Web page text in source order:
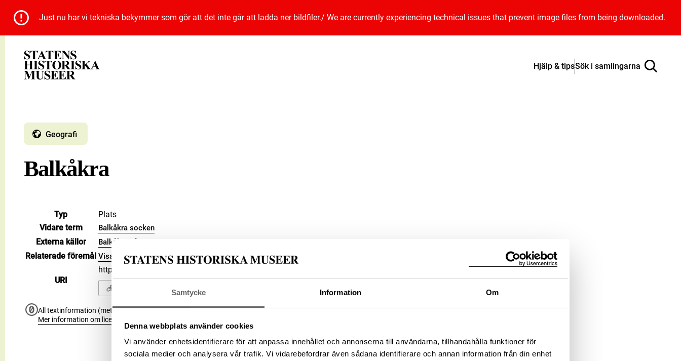
Samtycke Information Om
Denna webbplats använder cookies
Vi använder enhetsidentifierare för att anpassa innehållet och annonserna till användarna, tillhandahålla funktioner för
sociala medier och analysera vår trafik. Vi vidarebefordrar även sådana identifierare och annan information från din enhet
Just nu har vi tekniska bekymmer som gör att det inte går att ladda ner bildfiler./ We are currently experiencing technical issues that prevent image files from being downloaded.
Hjälp & tipsSök i samlingarna
Geografi
Balkåkra
Typ
Plats
Vidare term
Balkåkra socken
Externa källor Balkåkra på WIKIDATA
Relaterade föremål Visa 26 relaterade föremål
URI
https://samlingar.shm.se/geo/A462D4A4-1430-4348-83BF-917946B2066B
Kopiera URI
All textinformation (metadata) på denna sida är fri att använda enligt licensen CC0.
Mer information om licenser hos Statens historiska museer.